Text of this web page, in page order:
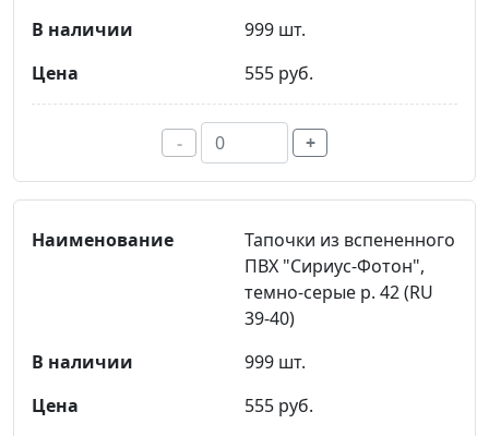
999 шт.
555 руб.
- +
Тапочки из вспененного
ПВХ "Сириус-Фотон",
темно-серые р. 42 (RU
39-40)
999 шт.
555 руб.